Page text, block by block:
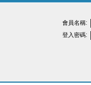
會員名稱:
登入密碼: